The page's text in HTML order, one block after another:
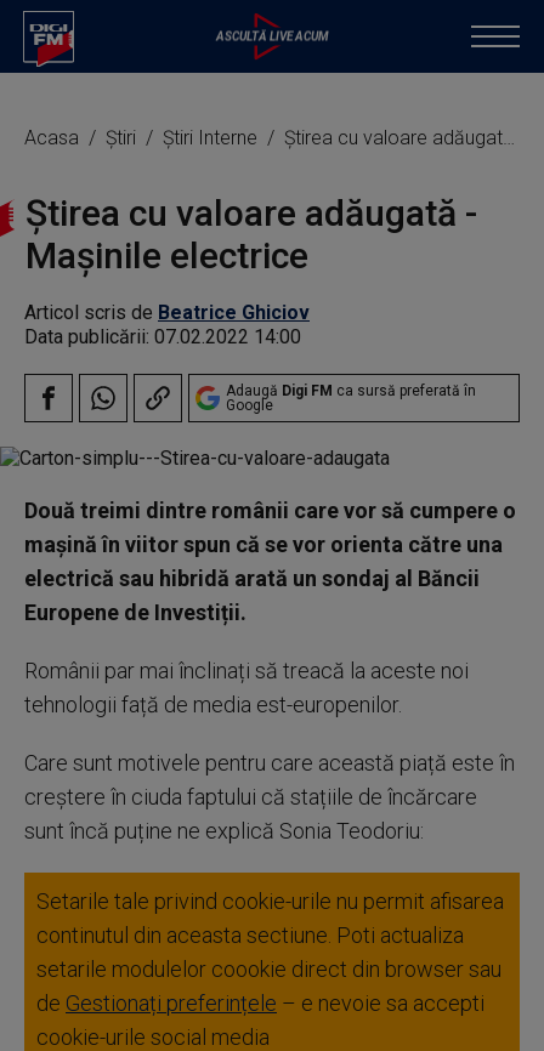
Acasa Știri Știri Interne Știrea cu valoare adăugată - Mașinile electrice
Știrea cu valoare adăugată -
Mașinile electrice
Articol scris de Beatrice Ghiciov
Data publicării: 07.02.2022 14:00
Adaugă Digi FM ca sursă preferată în
Google
Două treimi dintre românii care vor să cumpere o
mașină în viitor spun că se vor orienta către una
electrică sau hibridă arată un sondaj al Băncii
Europene de Investiții.
Românii par mai înclinați să treacă la aceste noi
tehnologii față de media est-europenilor.
Care sunt motivele pentru care această piață este în
creștere în ciuda faptului că stațiile de încărcare
sunt încă puține ne explică Sonia Teodoriu:
Setarile tale privind cookie-urile nu permit afisarea
continutul din aceasta sectiune. Poti actualiza
setarile modulelor coookie direct din browser sau
de Gestionați preferințele – e nevoie sa accepti
cookie-urile social media